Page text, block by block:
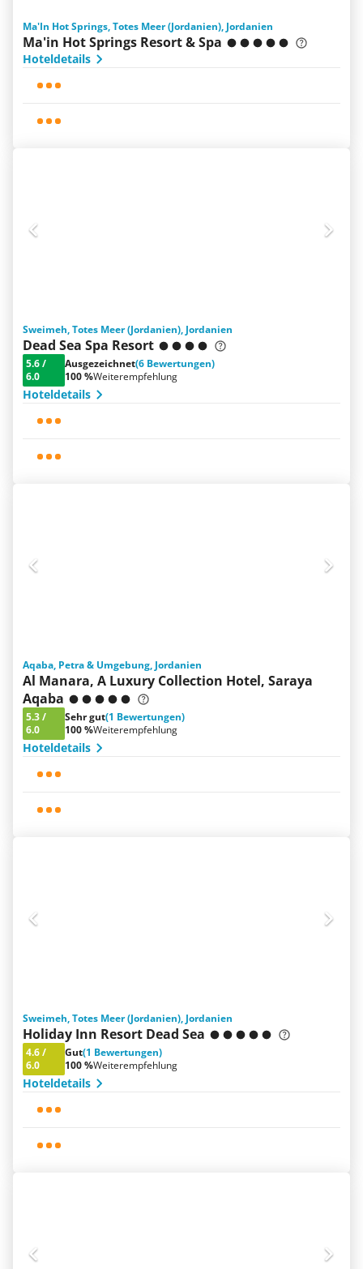
Ma'In Hot Springs, Totes Meer (Jordanien), Jordanien
Ma'in Hot Springs Resort & Spa
Hoteldetails
Sweimeh, Totes Meer (Jordanien), Jordanien
Dead Sea Spa Resort
5.6/
6.0
Ausgezeichnet(6 Bewertungen)
100 %Weiterempfehlung
Hoteldetails
Aqaba, Petra & Umgebung, Jordanien
Al Manara, A Luxury Collection Hotel, Saraya
Aqaba
5.3/
6.0
Sehr gut(1 Bewertungen)
100 %Weiterempfehlung
Hoteldetails
Sweimeh, Totes Meer (Jordanien), Jordanien
Holiday Inn Resort Dead Sea
4.6/
6.0
Gut(1 Bewertungen)
100 %Weiterempfehlung
Hoteldetails